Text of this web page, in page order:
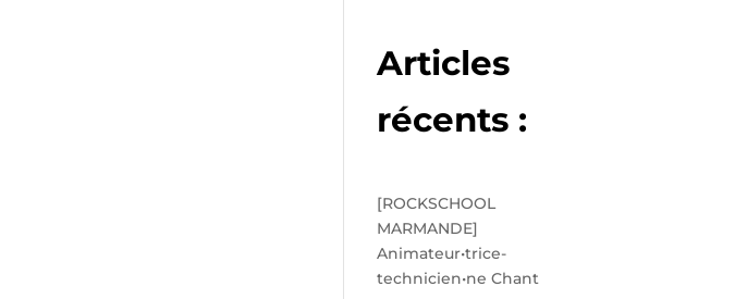
Articles
récents :
[ROCKSCHOOL
MARMANDE]
Animateur•trice-
technicien•ne Chant